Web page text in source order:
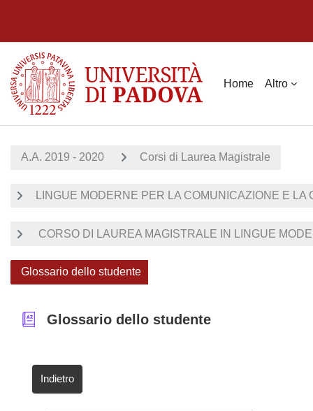
Home Altro
A.A. 2019 - 2020 Corsi di Laurea Magistrale
LINGUE MODERNE PER LA COMUNICAZIONE E
CORSO DI LAUREA MAGISTRALE IN LINGUE
Glossario dello studente
Glossario dello studente
Indietro